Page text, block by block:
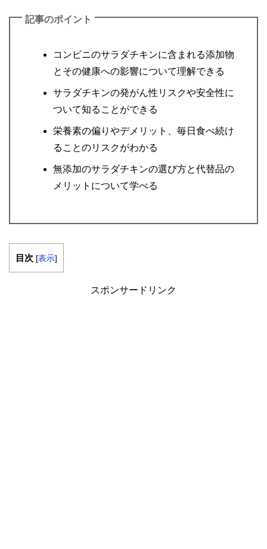
記事のポイント
コンビニのサラダチキンに含まれる添加物
とその健康への影響について理解できる
サラダチキンの発がん性リスクや安全性に
ついて知ることができる
栄養素の偏りやデメリット、毎日食べ続け
ることのリスクがわかる
無添加のサラダチキンの選び方と代替品の
メリットについて学べる
目次 [表示]
スポンサードリンク